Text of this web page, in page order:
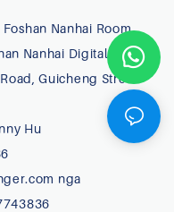
Nanhai Room
Nanhai Digital New
Guicheng Street
Hu
nga